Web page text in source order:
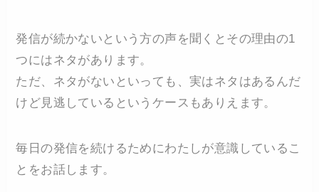
発信が続かないという方の声を聞くとその理由の1
つにはネタがあります。
ただ、ネタがないといっても、実はネタはあるんだ
けど見逃しているというケースもありえます。
毎日の発信を続けるためにわたしが意識しているこ
とをお話します。